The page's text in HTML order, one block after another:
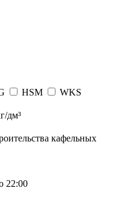
HSM
WKS
дм³
кафельных
22:00